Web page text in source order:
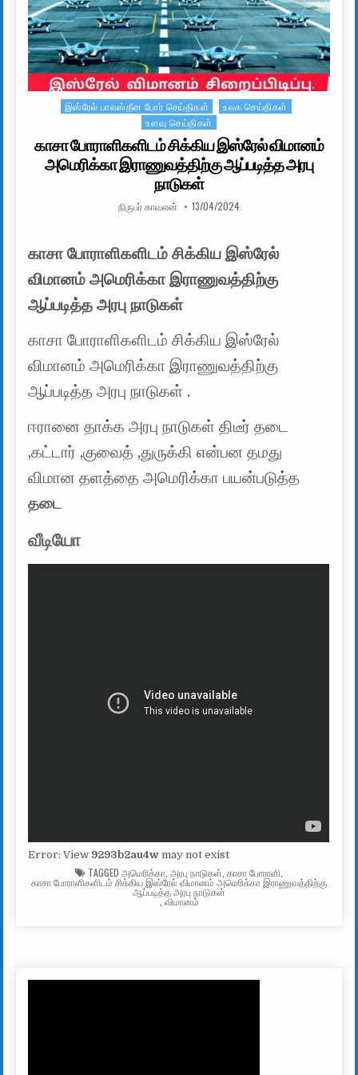
Posted in
இஸ்ரேல் பாலஸ்தீன போர் செய்திகள்
உலக செய்திகள்
உளவு செய்திகள்
காசா போராளிகளிடம் சிக்கிய இஸ்ரேல் விமானம்
அமெரிக்கா இராணுவத்திற்கு ஆப்படித்த அரபு
நாடுகள்
AUTHOR:
நிருபர் காவலன் PUBLISHED DATE:
13/04/2024
காசா போராளிகளிடம் சிக்கிய இஸ்ரேல்
விமானம் அமெரிக்கா இராணுவத்திற்கு
ஆப்படித்த அரபு நாடுகள்
காசா போராளிகளிடம் சிக்கிய இஸ்ரேல்
விமானம் அமெரிக்கா இராணுவத்திற்கு
ஆப்படித்த அரபு நாடுகள் .
ஈரானை தாக்க அரபு நாடுகள் திடீர் தடை
,கட்டார் ,குவைத் ,துருக்கி என்பன தமது
விமான தளத்தை அமெரிக்கா பயன்படுத்த
தடை
வீடியோ
Error: View 9293b2au4w may not exist
TAGGED அமெரிக்கா அரபு நாடுகள் காசா போராளி
காசா போராளிகளிடம் சிக்கிய இஸ்ரேல் விமானம் அமெரிக்கா இராணுவத்திற்கு
ஆப்படித்த அரபு நாடுகள்
,விமானம்